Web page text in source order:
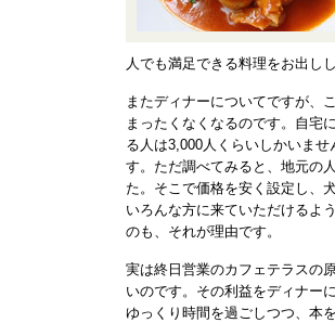
人でも満足できる料理をお出し
またディナーについてですが、
まったくなくなるのです。自宅
る人は3,000人くらいしかいま
す。ただ調べてみると、地元の
た。そこで価格を安く設定し、
いろんな方に来ていただけるよ
のも、それが理由です。
実は終日営業のカフェテラスの
いのです。その利益をディナー
ゆっくり時間を過ごしつつ、本